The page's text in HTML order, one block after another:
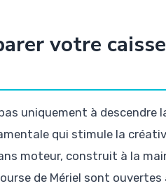
votre
uniquement à
qui stimule la
moteur, construit à la
de Mériel sont ouvertes